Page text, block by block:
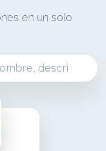
en un solo
tus facebook ads